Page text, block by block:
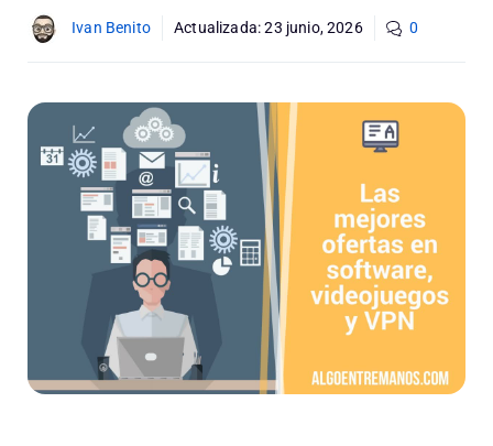
Ivan Benito Actualizada:23 junio, 2026 0